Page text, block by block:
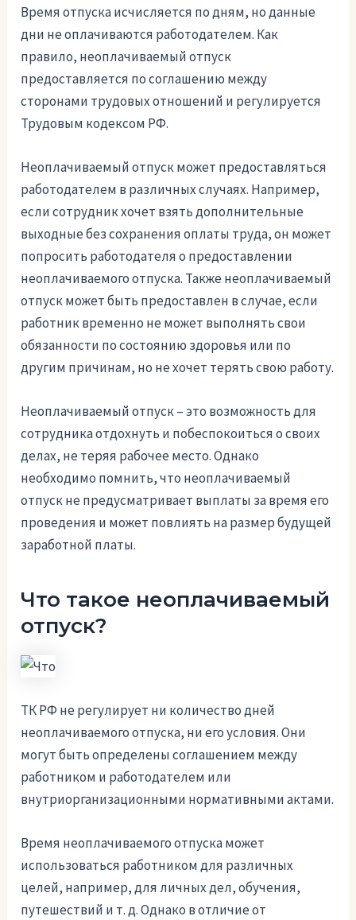
Время отпуска исчисляется по дням, но данные
дни не оплачиваются работодателем. Как
правило, неоплачиваемый отпуск
предоставляется по соглашению между
сторонами трудовых отношений и регулируется
Трудовым кодексом РФ.
Неоплачиваемый отпуск может предоставляться
работодателем в различных случаях. Например,
если сотрудник хочет взять дополнительные
выходные без сохранения оплаты труда, он может
попросить работодателя о предоставлении
неоплачиваемого отпуска. Также неоплачиваемый
отпуск может быть предоставлен в случае, если
работник временно не может выполнять свои
обязанности по состоянию здоровья или по
другим причинам, но не хочет терять свою работу.
Неоплачиваемый отпуск – это возможность для
сотрудника отдохнуть и побеспокоиться о своих
делах, не теряя рабочее место. Однако
необходимо помнить, что неоплачиваемый
отпуск не предусматривает выплаты за время его
проведения и может повлиять на размер будущей
заработной платы.
Что такое неоплачиваемый
отпуск?
ТК РФ не регулирует ни количество дней
неоплачиваемого отпуска, ни его условия. Они
могут быть определены соглашением между
работником и работодателем или
внутриорганизационными нормативными актами.
Время неоплачиваемого отпуска может
использоваться работником для различных
целей, например, для личных дел, обучения,
путешествий и т. д. Однако в отличие от